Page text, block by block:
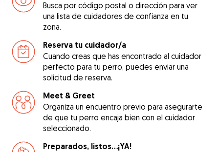
Busca por código postal o dirección para ver
una lista de cuidadores de confianza en tu
zona.
Reserva tu cuidador/a
Cuando creas que has encontrado al cuidador
perfecto para tu perro, puedes enviar una
solicitud de reserva.
Meet & Greet
Organiza un encuentro previo para asegurarte
de que tu perro encaja bien con el cuidador
seleccionado.
Preparados, listos...¡YA!